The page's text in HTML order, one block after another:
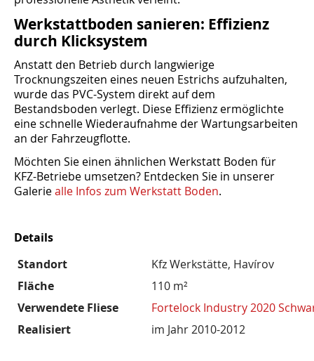
Werkstattboden sanieren: Effizienz
durch Klicksystem
Anstatt den Betrieb durch langwierige
Trocknungszeiten eines neuen Estrichs aufzuhalten,
wurde das PVC-System direkt auf dem
Bestandsboden verlegt. Diese Effizienz ermöglichte
eine schnelle Wiederaufnahme der Wartungsarbeiten
an der Fahrzeugflotte.
Möchten Sie einen ähnlichen Werkstatt Boden für
KFZ-Betriebe umsetzen? Entdecken Sie in unserer
Galeriealle Infos zum Werkstatt Boden.
Details
Standort
Kfz Werkstätte, Havírov
Fläche
110 m²
Verwendete Fliese
Fortelock Industry 2020
Realisiert
im Jahr 2010-2012